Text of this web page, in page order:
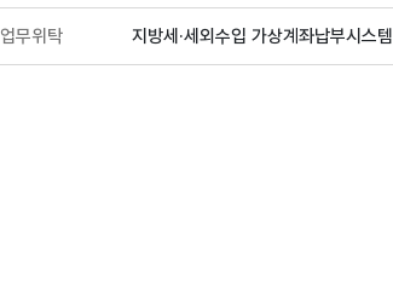
업무위탁 지방세·세외수입 가상계좌납부시스템